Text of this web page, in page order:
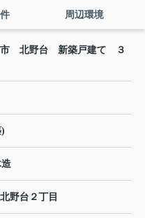
周辺環境
北野台 新築戸建て ３
北野台 ２丁目